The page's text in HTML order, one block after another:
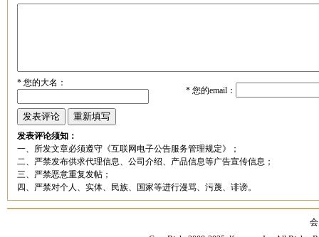
*您的大名：
*您的email：
发表评论须知：
一、所发文章必须遵守《互联网电子公告服务管理规定》；
二、严禁发布供求代理信息、公司介绍、产品信息等广告宣传信息；
三、严禁恶意重复发帖；
四、严禁对个人、实体、民族、国家等进行漫骂、污蔑、诽谤。